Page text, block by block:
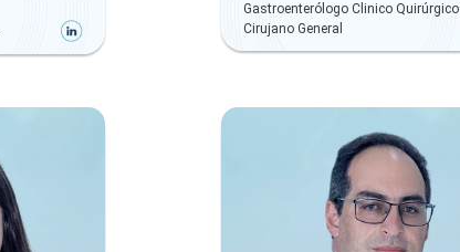
Gastroenterólogo Clinico Quirúrgico
Cirujano General